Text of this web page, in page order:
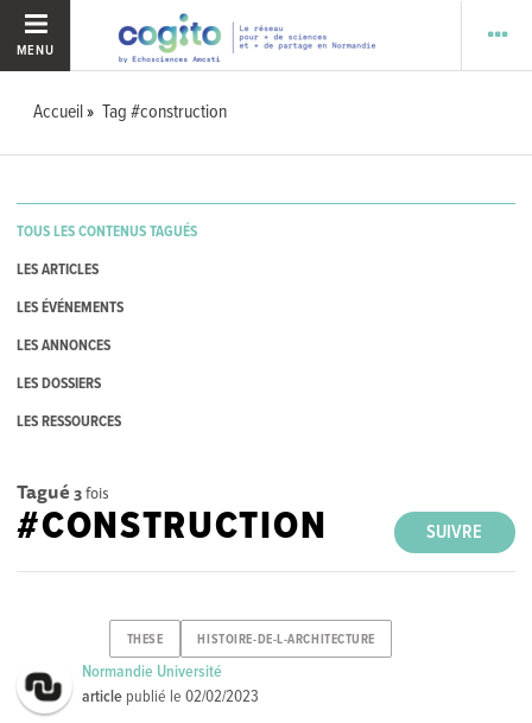
MENU
Accueil Tag #construction
TOUS LES CONTENUS TAGUÉS
LES ARTICLES
LES ÉVÉNEMENTS
LES ANNONCES
LES DOSSIERS
LES RESSOURCES
Tagué 3fois
SUIVRE
#CONSTRUCTION
THESE HISTOIRE-DE-L-ARCHITECTURE
Normandie Université
article publié le02/02/2023